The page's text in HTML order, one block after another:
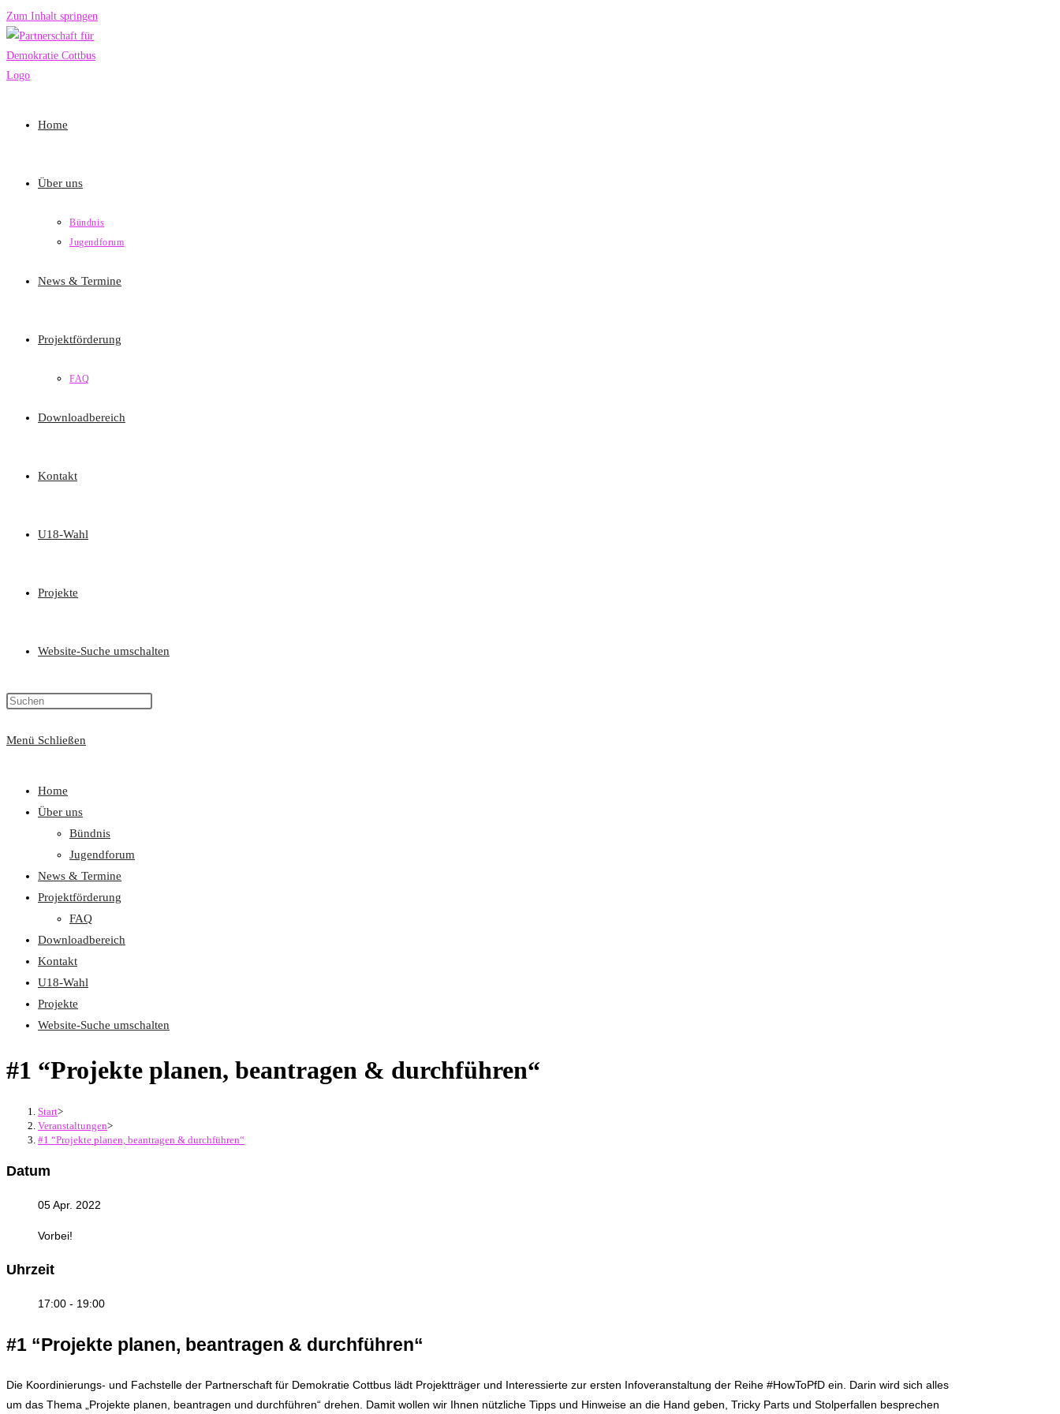
Zum Inhalt springen
Home
Über uns
Bündnis
Jugendforum
News & Termine
Projektförderung
FAQ
Downloadbereich
Kontakt
U18-Wahl
Projekte
Website-Suche umschalten
Menü Schließen
Home
Über uns
Bündnis
Jugendforum
News & Termine
Projektförderung
FAQ
Downloadbereich
Kontakt
U18-Wahl
Projekte
Website-Suche umschalten
#1 “Projekte planen, beantragen & durchführen“
Start>
Veranstaltungen>
#1 “Projekte planen, beantragen & durchführen“
Datum
05 Apr. 2022
Vorbei!
Uhrzeit
17:00 - 19:00
#1 “Projekte planen, beantragen & durchführen“
Die Koordinierungs- und Fachstelle der Partnerschaft für Demokratie Cottbus lädt Projektträger und Interessierte zur ersten Infoveranstaltung der Reihe #HowToPfD ein. Darin wird sich alles
um das Thema „Projekte planen, beantragen und durchführen“ drehen. Damit wollen wir Ihnen nützliche Tipps und Hinweise an die Hand geben, Tricky Parts und Stolperfallen besprechen